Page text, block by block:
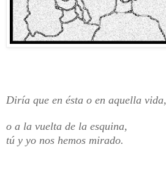
Diría que en ésta o en aquella vida,
o a la vuelta de la esquina,
tú y yo nos hemos mirado.